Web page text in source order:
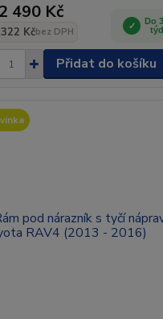
490 Kč
Kčbez DPH
Do
Přidat do košíku